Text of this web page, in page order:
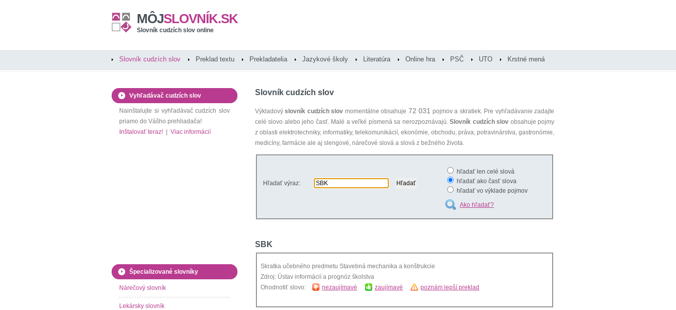
MÔJSLOVNÍK.SK
Slovník cudzích slov online
Slovník cudzích slov Preklad textu Prekladatelia Jazykové školy Literatúra Online hra PSČ UTO Krstné mená
Slovník cudzích slov
Výkladovýslovník cudzích slov momentálne obsahuje 72 031 pojmov a skratiek. Pre vyhľadávanie zadajte
celé slovo alebo jeho časť. Malé a veľké písmená sa nerozpoznávajú.Slovník cudzích slov obsahuje pojmy
z oblasti elektrotechniky, informatiky, telekomunikácií, ekonómie, obchodu, práva, potravinárstva, gastronómie,
medicíny, farmácie ale aj slengové, nárečové slová a slová z bežného života.
Hľadať výraz:
hľadať len celé slová
hľadať ako časť slova
hľadať vo výklade pojmov
Ako hľadať?
SBK
Skratka učebného predmetu Stavebná mechanika a konštrukcie
Zdroj: Ústav informácií a prognóz školstva
Ohodnotiť slovo:
nezaujímavé zaujímavé poznám lepší preklad
Vyhľadávač cudzích slov
Nainštalujte si vyhľadávač cudzích slov
priamo do Vášho prehliadača!
Inštalovať teraz!
Viac informácií
Špecializované slovníky
Nárečový slovník
Lekársky slovník